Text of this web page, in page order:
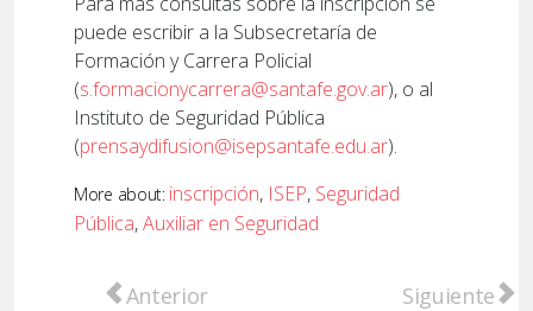
puede escribir a la Subsecretaría de
Formación y Carrera Policial
(s.formacionycarrera@santafe.gov.ar), o al
Instituto de Seguridad Pública
(prensaydifusion@isepsantafe.edu.ar).
More about: inscripción, ISEP, Seguridad
Pública,Auxiliar en Seguridad
Artículo anterior: Proyectos pedagógicos
Anterior Artículo
Siguiente